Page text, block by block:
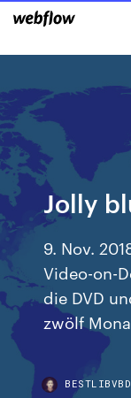
Jolly
9. Nov.
Video-on-
die DVD
zwölf